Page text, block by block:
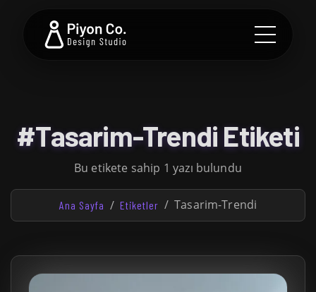
#Tasarim-Trendi Etiketi
Bu etikete sahip 1 yazı bulundu
Ana Sayfa Etiketler Tasarim-Trendi